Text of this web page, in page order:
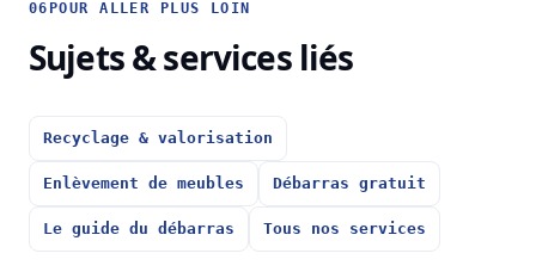
06 POUR ALLER PLUS LOIN
Sujets & services liés
Recyclage & valorisation
Enlèvement de meubles Débarras gratuit
Le guide du débarras Tous nos services